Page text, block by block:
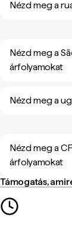
Nézd meg a
Nézd meg a
árfolyamokat
Nézd meg a
Nézd meg a
árfolyamokat
Támogatás,